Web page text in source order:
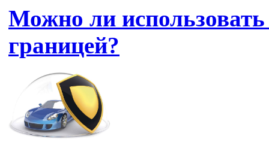
Можно ли
границей?